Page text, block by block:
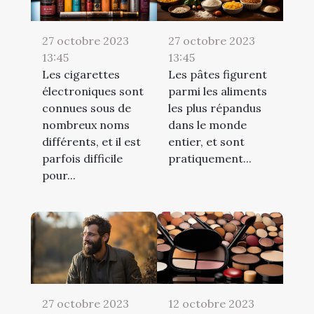
27 octobre 2023
13:45
Les cigarettes
électroniques sont
connues sous de
nombreux noms
différents, et il est
parfois difficile
pour...
27 octobre 2023
13:45
Les pâtes figurent
parmi les aliments
les plus répandus
dans le monde
entier, et sont
pratiquement...
27 octobre 2023
12 octobre 2023